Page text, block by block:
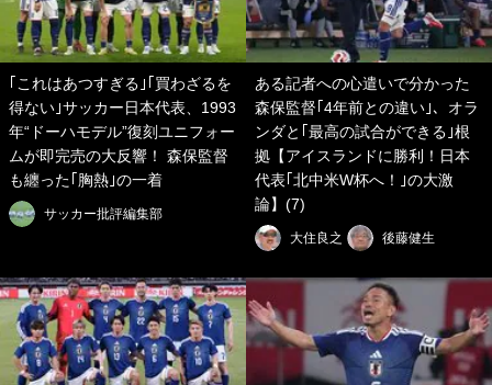
｢これはあつすぎる｣｢買わざるを
得ない｣サッカー日本代表、1993
年“ドーハモデル”復刻ユニフォー
ムが即完売の大反響！ 森保監督
も纏った｢胸熱｣の一着
サッカー批評編集部
ある記者への心遣いで分かった
森保監督｢4年前との違い｣、オラ
ンダと｢最高の試合ができる｣根
拠【アイスランドに勝利！日本
代表｢北中米W杯へ！｣の大激
論】(7)
大住良之 後藤健生